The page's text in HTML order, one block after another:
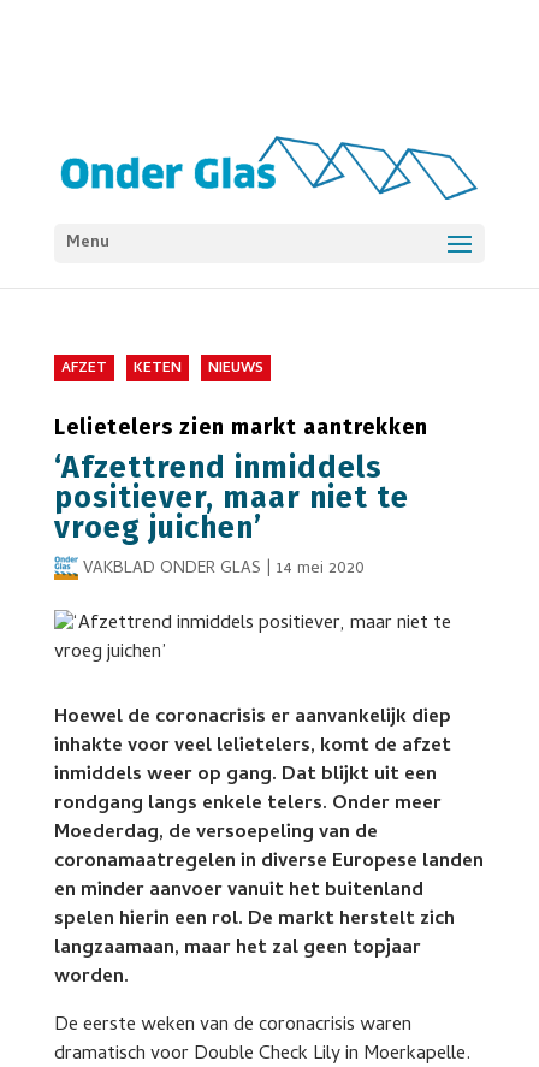
Menu
AFZET KETEN NIEUWS
Lelietelers zien markt aantrekken
‘Afzettrend inmiddels
positiever, maar niet te
vroeg juichen’
VAKBLAD ONDER GLAS | 14 mei 2020
Hoewel de coronacrisis er aanvankelijk diep
inhakte voor veel lelietelers, komt de afzet
inmiddels weer op gang. Dat blijkt uit een
rondgang langs enkele telers. Onder meer
Moederdag, de versoepeling van de
coronamaatregelen in diverse Europese landen
en minder aanvoer vanuit het buitenland
spelen hierin een rol. De markt herstelt zich
langzaamaan, maar het zal geen topjaar
worden.
De eerste weken van de coronacrisis waren
dramatisch voor Double Check Lily in Moerkapelle.